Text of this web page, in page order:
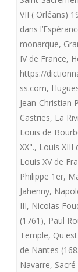
VII ( Orléans)
dans
monarque,
IV de France,
https://
ss.com,
Jean-Christian
Castries, La
Louis de
XX"., Louis XIII
Louis XV de
Philippe 1er,
Jahenny,
III, Nicolas
(1761), Paul
Temple,
de Nantes
Navarre,